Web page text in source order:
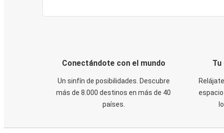
Conectándote con el mundo
Un sinfín de posibilidades. Descubre
más de 8.000 destinos en más de 40
países.
Tu